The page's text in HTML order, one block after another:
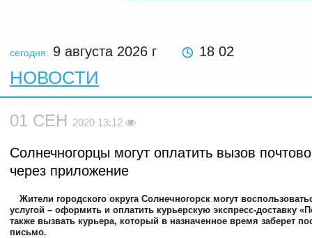
сегодня: 9 августа 2026 г 18 02
НОВОСТИ
01 СЕН 2020 13:12
Солнечногорцы могут оплатить вызов
через приложение
Жители городского округа Солнечногорск могут
услугой – оформить и оплатить курьерскую экспресс-доставку
также вызвать курьера, который в назначенное время заберет
письмо.